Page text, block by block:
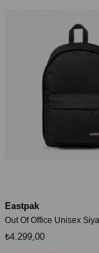
Eastpak
Out Of Office Unisex
₺4.299,00